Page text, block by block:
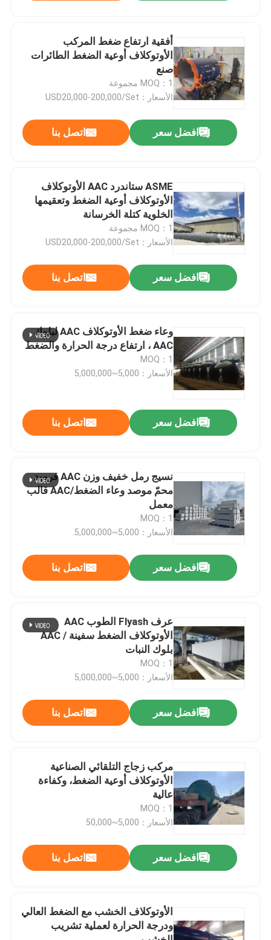
المنتجات
فيديوهات
حولنا
مراقبة الجودة
اتصل بنا
أخبار
اﻷوتوكﻻف الجميح للسيارات
أفقية ارتفاع ضغط المركب
الأوتوكلاف أوعية الضغط الطائرات
صنع
MOQ：1 مجموعة
الأسعار：USD20,000-200,000/Set
افضل سعر اتصل بنا
ASME ستاندرد AAC الأوتوكلاف
الأوتوكلاف أوعية الضغط وتعقيمها
الخلوية كتلة الخرسانة
MOQ：1 مجموعة
الأسعار：USD20,000-200,000/Set
افضل سعر اتصل بنا
وعاء ضغط الأوتوكلاف AAC لبلوك
AAC ، ارتفاع درجة الحرارة والضغط
MOQ：1
الأسعار：5,000~5,000,000
افضل سعر اتصل بنا
نسيج رمل خفيف وزن AAC قرميد
محمّ موصد وعاء الضغط/AAC قالب
معمل
MOQ：1
الأسعار：5,000~5,000,000
افضل سعر اتصل بنا
عرف Flyash الطوب AAC
الأوتوكلاف الضغط سفينة / AAC
بلوك النبات
MOQ：1
الأسعار：5,000~5,000,000
افضل سعر اتصل بنا
مركب زجاج التلقائي الصناعية
الأوتوكلاف أوعية الضغط، وكفاءة
عالية
MOQ：1
الأسعار：5,000~50,000
افضل سعر اتصل بنا
الأوتوكلاف الخشب مع الضغط العالي
ودرجة الحرارة لعملية تشريب